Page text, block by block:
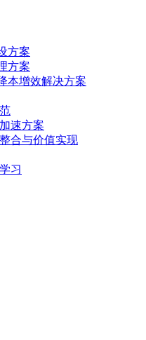
方案
方案
本增效解决方案
速方案
合与价值实现
习